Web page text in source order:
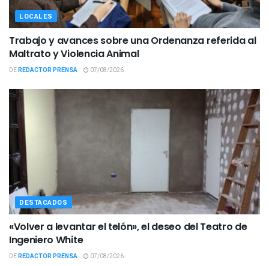
LOCALES
Trabajo y avances sobre una Ordenanza referida al
Maltrato y Violencia Animal
DEREDACTOR PRENSA 07/08/2026
DESTACADOS
«Volver a levantar el telón», el deseo del Teatro de
Ingeniero White
DEREDACTOR PRENSA 07/08/2026